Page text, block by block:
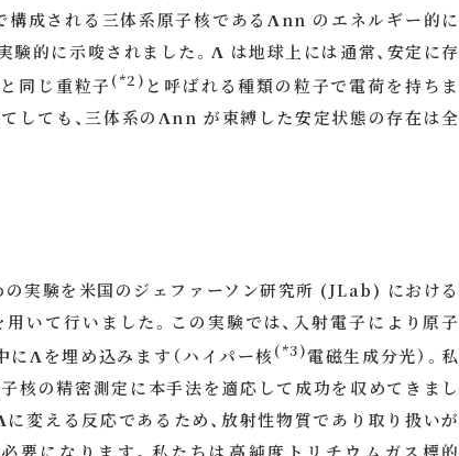
成される三体系原子核であるΛnn のエネルギー的に
的に示唆されました。Λ は地球上には通常、安定に存
同じ重粒子 (*2) と呼ばれる種類の粒子で電荷を持ちま
しても、三体系のΛnn が束縛した安定状態の存在は全
実験を米国のジェファーソン研究所 (JLab) における
いて行いました。この実験では、入射電子により原子
Λを埋め込みます（ハイパー核 (*3)電磁生成分光）。私
核の精密測定に本手法を適応して成功を収めてきまし
変える反応であるため、放射性物質であり取り扱いが
要になります。私たちは高純度トリチウムガス標的